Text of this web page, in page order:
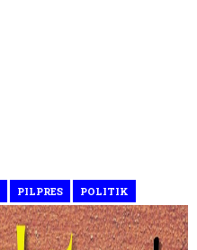
PILPRES POLITIK